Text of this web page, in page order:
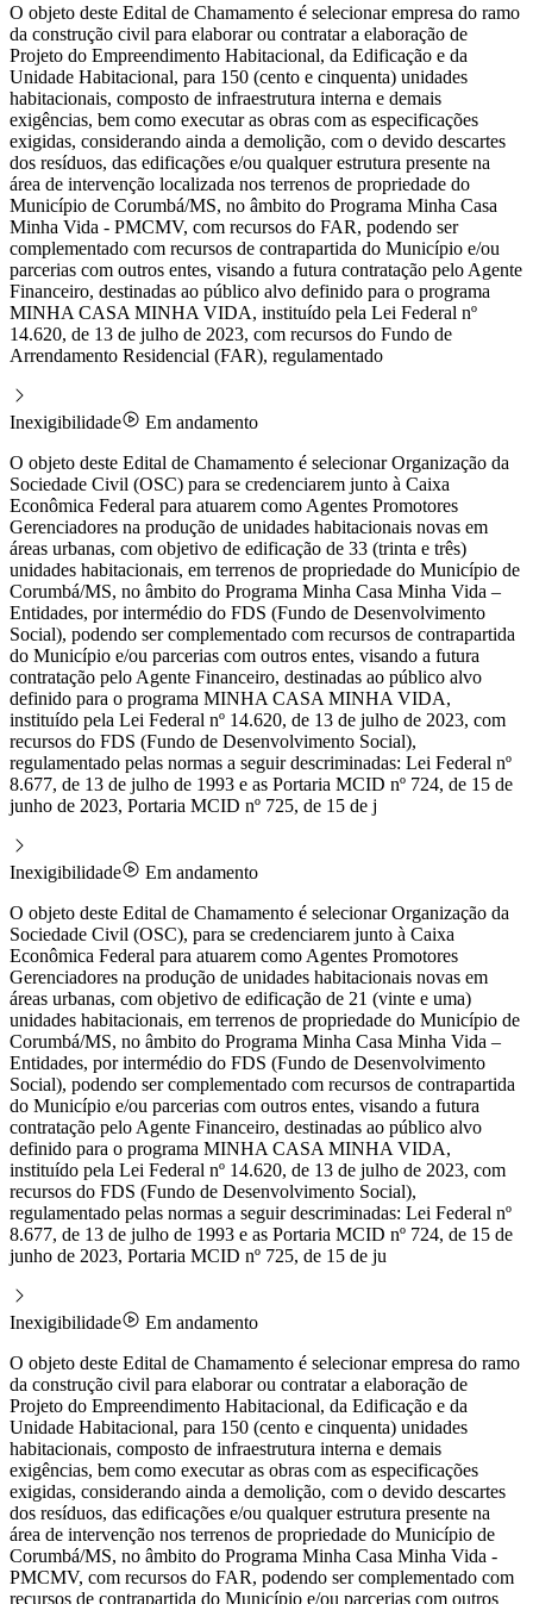
O objeto deste Edital de Chamamento é selecionar empresa do ramo
da construção civil para elaborar ou contratar a elaboração de
Projeto do Empreendimento Habitacional, da Edificação e da
Unidade Habitacional, para 150 (cento e cinquenta) unidades
habitacionais, composto de infraestrutura interna e demais
exigências, bem como executar as obras com as especificações
exigidas, considerando ainda a demolição, com o devido descartes
dos resíduos, das edificações e/ou qualquer estrutura presente na
área de intervenção localizada nos terrenos de propriedade do
Município de Corumbá/MS, no âmbito do Programa Minha Casa
Minha Vida - PMCMV, com recursos do FAR, podendo ser
complementado com recursos de contrapartida do Município e/ou
parcerias com outros entes, visando a futura contratação pelo Agente
Financeiro, destinadas ao público alvo definido para o programa
MINHA CASA MINHA VIDA, instituído pela Lei Federal nº
14.620, de 13 de julho de 2023, com recursos do Fundo de
Arrendamento Residencial (FAR), regulamentado
Inexigibilidade
Em andamento
O objeto deste Edital de Chamamento é selecionar Organização da
Sociedade Civil (OSC) para se credenciarem junto à Caixa
Econômica Federal para atuarem como Agentes Promotores
Gerenciadores na produção de unidades habitacionais novas em
áreas urbanas, com objetivo de edificação de 33 (trinta e três)
unidades habitacionais, em terrenos de propriedade do Município de
Corumbá/MS, no âmbito do Programa Minha Casa Minha Vida –
Entidades, por intermédio do FDS (Fundo de Desenvolvimento
Social), podendo ser complementado com recursos de contrapartida
do Município e/ou parcerias com outros entes, visando a futura
contratação pelo Agente Financeiro, destinadas ao público alvo
definido para o programa MINHA CASA MINHA VIDA,
instituído pela Lei Federal nº 14.620, de 13 de julho de 2023, com
recursos do FDS (Fundo de Desenvolvimento Social),
regulamentado pelas normas a seguir descriminadas: Lei Federal nº
8.677, de 13 de julho de 1993 e as Portaria MCID nº 724, de 15 de
junho de 2023, Portaria MCID nº 725, de 15 de j
Inexigibilidade
Em andamento
O objeto deste Edital de Chamamento é selecionar Organização da
Sociedade Civil (OSC), para se credenciarem junto à Caixa
Econômica Federal para atuarem como Agentes Promotores
Gerenciadores na produção de unidades habitacionais novas em
áreas urbanas, com objetivo de edificação de 21 (vinte e uma)
unidades habitacionais, em terrenos de propriedade do Município de
Corumbá/MS, no âmbito do Programa Minha Casa Minha Vida –
Entidades, por intermédio do FDS (Fundo de Desenvolvimento
Social), podendo ser complementado com recursos de contrapartida
do Município e/ou parcerias com outros entes, visando a futura
contratação pelo Agente Financeiro, destinadas ao público alvo
definido para o programa MINHA CASA MINHA VIDA,
instituído pela Lei Federal nº 14.620, de 13 de julho de 2023, com
recursos do FDS (Fundo de Desenvolvimento Social),
regulamentado pelas normas a seguir descriminadas: Lei Federal nº
8.677, de 13 de julho de 1993 e as Portaria MCID nº 724, de 15 de
junho de 2023, Portaria MCID nº 725, de 15 de ju
Inexigibilidade
Em andamento
O objeto deste Edital de Chamamento é selecionar empresa do ramo
da construção civil para elaborar ou contratar a elaboração de
Projeto do Empreendimento Habitacional, da Edificação e da
Unidade Habitacional, para 150 (cento e cinquenta) unidades
habitacionais, composto de infraestrutura interna e demais
exigências, bem como executar as obras com as especificações
exigidas, considerando ainda a demolição, com o devido descartes
dos resíduos, das edificações e/ou qualquer estrutura presente na
área de intervenção nos terrenos de propriedade do Município de
Corumbá/MS, no âmbito do Programa Minha Casa Minha Vida -
PMCMV, com recursos do FAR, podendo ser complementado com
recursos de contrapartida do Município e/ou parcerias com outros